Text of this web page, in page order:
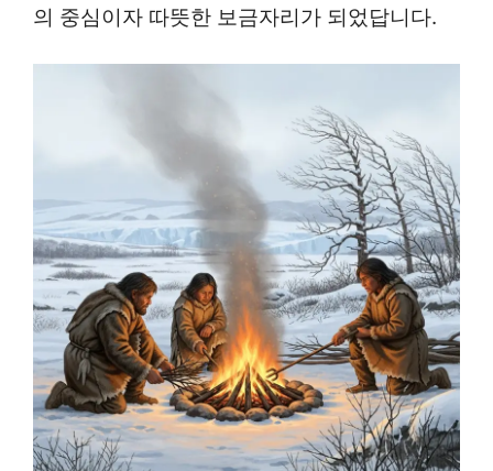
의 중심이자 따뜻한 보금자리가 되었답니다.